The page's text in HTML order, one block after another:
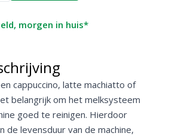
morgen in huis*
cappuccino, latte machiatto of
belangrijk om het melksysteem
goed te reinigen. Hierdoor
de levensduur van de machine,